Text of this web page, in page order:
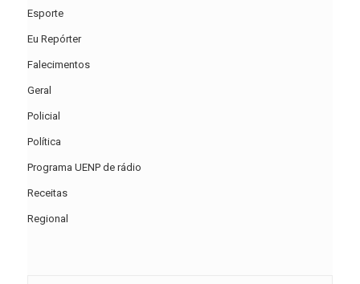
Esporte
Eu Repórter
Falecimentos
Geral
Policial
Política
Programa UENP de rádio
Receitas
Regional